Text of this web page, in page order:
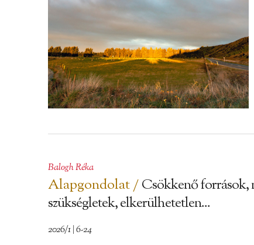
Balogh Réka
Alapgondolat /Csökkenő források,
szükségletek, elkerülhetetlen...
2026/1 | 6-24